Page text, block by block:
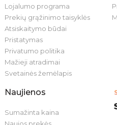
Lojalumo programa
Prekių grąžinimo taisyklės
Atsiskaitymo būdai
Pristatymas
Privatumo politika
Mažieji atradimai
Svetainės žemėlapis
Naujienos
Sumažinta kaina